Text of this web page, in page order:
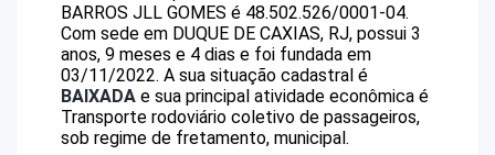
BARROS JLL GOMES é 48.502.526/0001-04.
Com sede em DUQUE DE CAXIAS, RJ, possui 3
anos, 9 meses e 4 dias e foi fundada em
03/11/2022. A sua situação cadastral é
BAIXADA e sua principal atividade econômica é
Transporte rodoviário coletivo de passageiros,
sob regime de fretamento, municipal.